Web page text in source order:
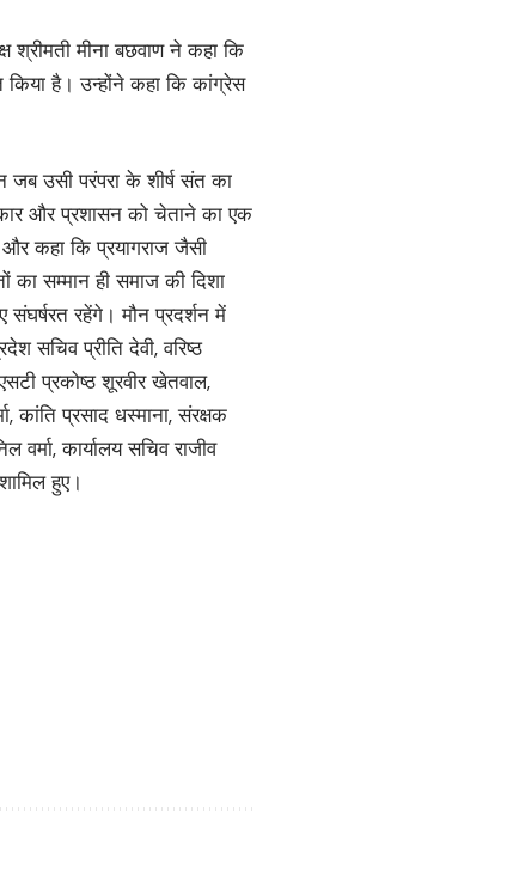
श्रीमती मीना बछवाण ने कहा कि
है। उन्होंने कहा कि कांग्रेस
जब उसी परंपरा के शीर्ष संत का
और प्रशासन को चेताने का एक
कहा कि प्रयागराज जैसी
सम्मान ही समाज की दिशा
रहेंगे। मौन प्रदर्शन में
सचिव प्रीति देवी, वरिष्ठ
प्रकोष्ठ शूरवीर खेतवाल,
कांति प्रसाद धस्माना, संरक्षक
वर्मा, कार्यालय सचिव राजीव
हुए।